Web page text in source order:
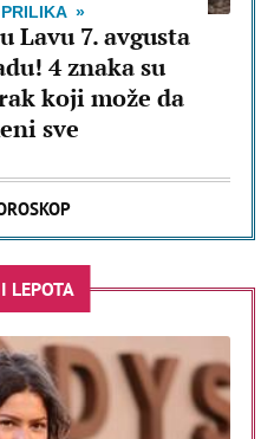
PRILIKA
Lavu 7. avgusta
4 znaka su
koji može da
sve
LEPOTA